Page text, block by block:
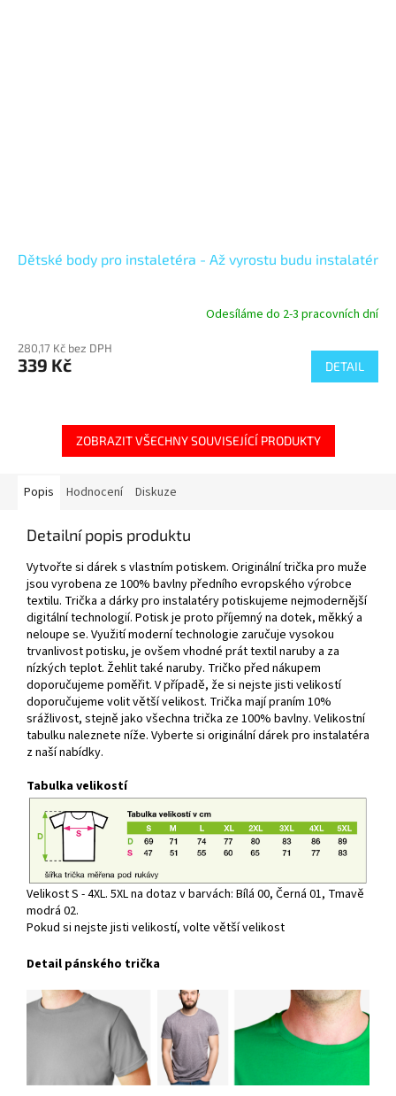
Dětské body pro instaletéra - Až vyrostu budu instalatér
Odesíláme do 2-3 pracovních dní
280,17 Kč bez DPH
339 Kč DETAIL
ZOBRAZIT VŠECHNY SOUVISEJÍCÍ PRODUKTY
Popis Hodnocení Diskuze
Detailní popis produktu
Vytvořte si dárek s vlastním potiskem. Originální trička pro muže
jsou vyrobena ze 100% bavlny předního evropského výrobce
textilu. Trička a dárky pro instalatéry potiskujeme nejmodernější
digitální technologií. Potisk je proto příjemný na dotek, měkký a
neloupe se. Využití moderní technologie zaručuje vysokou
trvanlivost potisku, je ovšem vhodné prát textil naruby a za
nízkých teplot. Žehlit také naruby. Tričko před nákupem
doporučujeme poměřit. V případě, že si nejste jisti velikostí
doporučujeme volit větší velikost. Trička mají praním 10%
srážlivost, stejně jako všechna trička ze 100% bavlny. Velikostní
tabulku naleznete níže. Vyberte si originální dárek pro instalatéra
z naší nabídky.
Tabulka velikostí
Velikost S - 4XL. 5XL na dotaz v barvách: Bílá 00, Černá 01, Tmavě
modrá 02.
Pokud si nejste jisti velikostí, volte větší velikost
Detail pánského trička